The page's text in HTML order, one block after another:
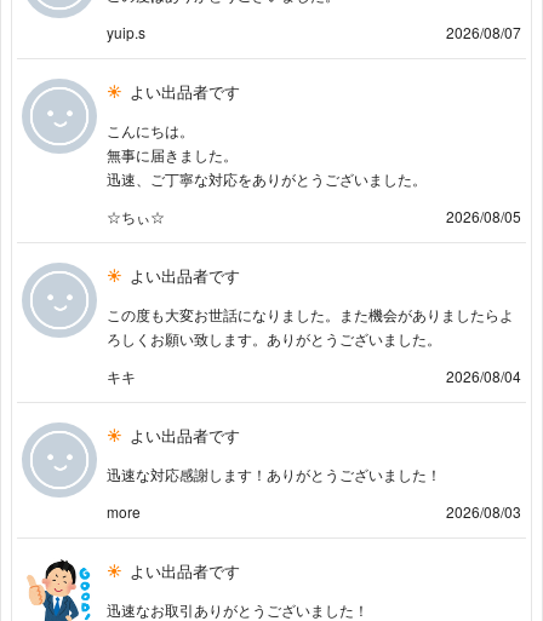
yuip.s
2026/08/07
よい出品者です
こんにちは。
無事に届きました。
迅速、ご丁寧な対応をありがとうございました。
☆ちぃ☆
2026/08/05
よい出品者です
この度も大変お世話になりました。また機会がありましたらよ
ろしくお願い致します。ありがとうございました。
キキ
2026/08/04
よい出品者です
迅速な対応感謝します！ありがとうございました！
more
2026/08/03
よい出品者です
迅速なお取引ありがとうございました！